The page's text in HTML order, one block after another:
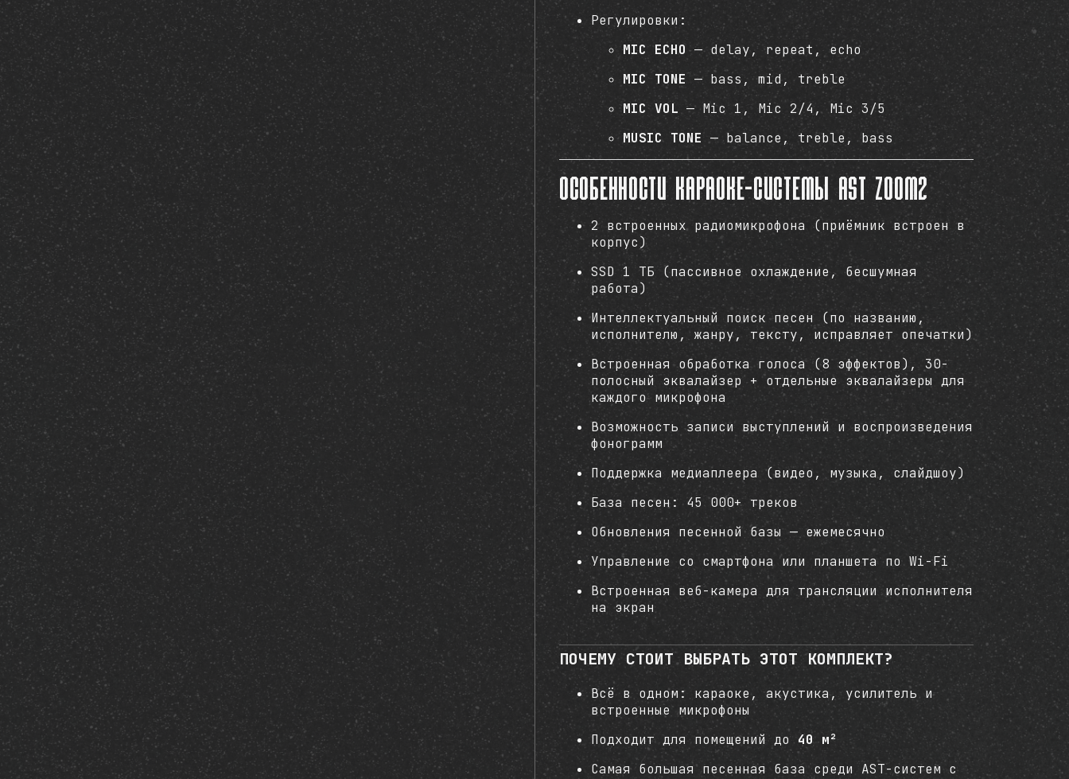
Регулировки:
MIC ECHO — delay, repeat, echo
MIC TONE — bass, mid, treble
MIC VOL — Mic 1, Mic 2/4, Mic 3/5
MUSIC TONE — balance, treble, bass
Особенности караоке-системы AST Zoom2
2 встроенных радиомикрофона (приёмник встроен в
корпус)
SSD 1 ТБ (пассивное охлаждение, бесшумная
работа)
Интеллектуальный поиск песен (по названию,
исполнителю, жанру, тексту, исправляет опечатки)
Встроенная обработка голоса (8 эффектов), 30-
полосный эквалайзер + отдельные эквалайзеры для
каждого микрофона
Возможность записи выступлений и воспроизведения
фонограмм
Поддержка медиаплеера (видео, музыка, слайдшоу)
База песен: 45 000+ треков
Обновления песенной базы — ежемесячно
Управление со смартфона или планшета по Wi-Fi
Встроенная веб-камера для трансляции исполнителя
на экран
ПОЧЕМУ СТОИТ ВЫБРАТЬ ЭТОТ КОМПЛЕКТ?
Всё в одном: караоке, акустика, усилитель и
встроенные микрофоны
Подходит для помещений до 40 м²
Самая большая песенная база среди AST-систем с